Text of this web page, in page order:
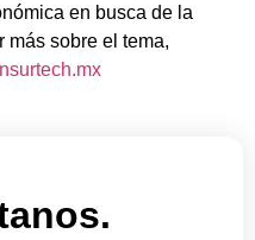
en busca de la
más sobre el tema,